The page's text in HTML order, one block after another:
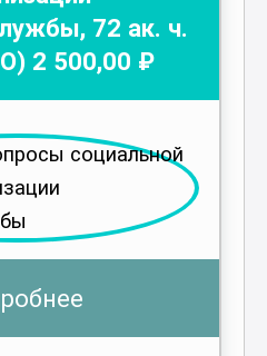
, 72 ак. ч.
2 500,00 ₽